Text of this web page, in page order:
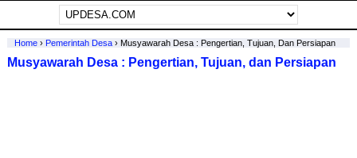
Home› Pemerintah Desa› Musyawarah Desa : Pengertian, Tujuan, Dan Persiapan
Musyawarah Desa : Pengertian, Tujuan, dan Persiapan